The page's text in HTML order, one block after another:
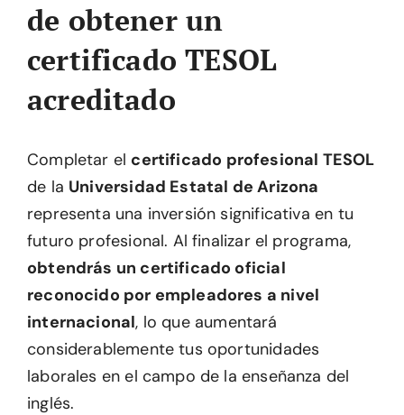
de obtener un
certificado TESOL
acreditado
Completar el certificado profesional TESOL
de la Universidad Estatal de Arizona
representa una inversión significativa en tu
futuro profesional. Al finalizar el programa,
obtendrás un certificado oficial
reconocido por empleadores a nivel
internacional, lo que aumentará
considerablemente tus oportunidades
laborales en el campo de la enseñanza del
inglés.